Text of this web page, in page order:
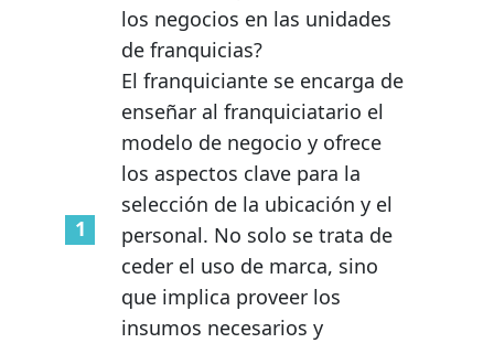
los negocios en las unidades
de franquicias?
El franquiciante se encarga de
enseñar al franquiciatario el
modelo de negocio y ofrece
los aspectos clave para la
selección de la ubicación y el
personal. No solo se trata de
ceder el uso de marca, sino
que implica proveer los
insumos necesarios y